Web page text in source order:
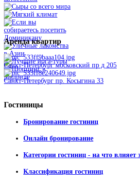
Арендаквартир
Санкт-Петербург московский пр д 205
Санкт-Петербург пр. Косыгина 33
Гостиницы
Бронирование гостиниц
Онлайн бронирование
Категории гостиниц - на что влияет
Классификация гостиниц